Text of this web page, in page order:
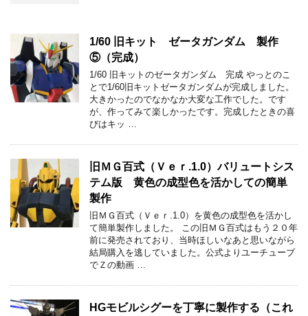
1/60 旧キット ゼータガンダム 製作
⑤（完成）
1/60 旧キットのゼータガンダム 完成 やっとのこ
とで1/60旧キットゼータガンダムが完成しました。
大きかったのでなかなか大変な工作でした。です
が、作ってみて楽しかったです。完成したときの喜
びはキッ …
旧ＭＧ百式（Ｖｅｒ.1.0）バリュートシス
テム版 黄色の成型色を活かしての簡単
製作
旧ＭＧ百式（Ｖｅｒ.1.0）を黄色の成型色を活かし
て簡単製作しました。 この旧ＭＧ百式はもう２０年
前に発売されており、当時ほしいなあと思いながら
結局購入を逃していました。公式よりユーチューブ
でＺの動画 …
HGモビルシグーを丁寧に製作する（これ